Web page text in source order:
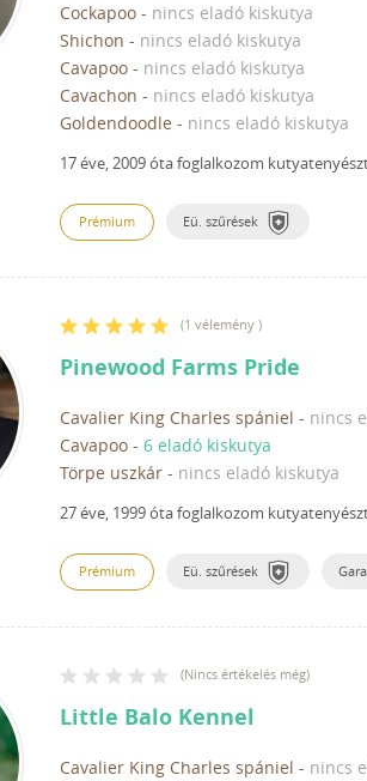
Cockapoo - nincs eladó kiskutya
Shichon - nincs eladó kiskutya
Cavapoo - nincs eladó kiskutya
Cavachon - nincs eladó kiskutya
Goldendoodle - nincs eladó kiskutya
17 éve, 2009 óta foglalkozom
Prémium Eü. szűrések
(1 vélemény )
Pinewood Farms Pride
Cavalier King Charles spániel - nincs
Cavapoo - 6 eladó kiskutya
Törpe uszkár - nincs eladó kiskutya
27 éve, 1999 óta foglalkozom
Prémium Eü. szűrések
(Nincs értékelés még)
Little Balo Kennel
Cavalier King Charles spániel - nincs